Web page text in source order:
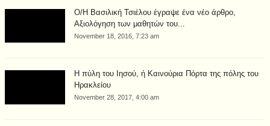
Ο/Η Βασιλική Τσιέλου έγραψε ένα νέο άρθρο,
Αξιολόγηση των μαθητών του...
November 18, 2016, 7:23 am
Η πύλη του Ιησού, ή Καινούρια Πόρτα της πόλης του
Ηρακλείου
November 28, 2017, 4:00 am